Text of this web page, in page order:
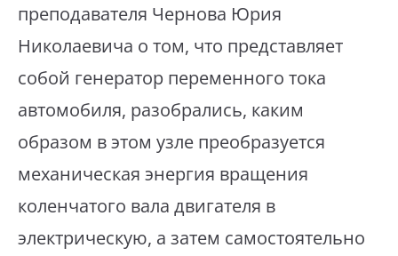
преподавателя Чернова Юрия
Николаевича о том, что представляет
собой генератор переменного тока
автомобиля, разобрались, каким
образом в этом узле преобразуется
механическая энергия вращения
коленчатого вала двигателя в
электрическую, а затем самостоятельно